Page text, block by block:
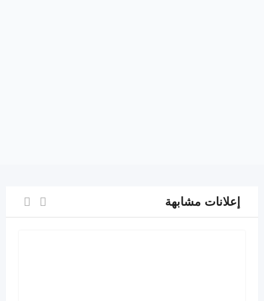
إعلانات مشابهة